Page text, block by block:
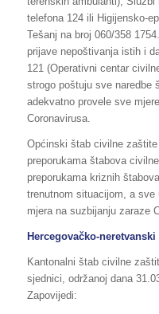
telefona 124 ili Higijensko-
Tešanj na broj 060/358
prijave nepoštivanja istih i
121 (Operativni centar
strogo poštuju sve naredbe
adekvatno provele sve
Coronavirusa.
Općinski štab civilne
preporukama štabova
preporukama kriznih
trenutnom situacijom, a
mjera na suzbijanju zaraze
Hercegovačko-
Kantonalni štab civilne
sjednici, održanoj dana
Zapovijedi: